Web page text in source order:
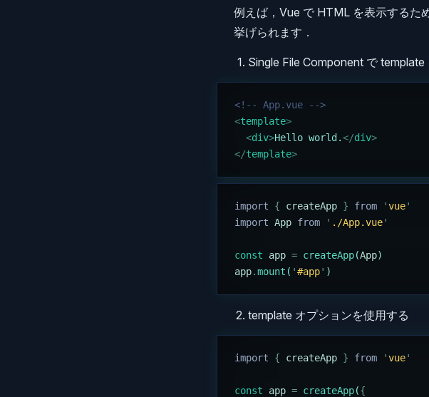
例えば，Vue で HTML を表示するた
挙げられます．
Single File Component で template
<!-- App.vue -->
<template>
  <
div>Hello world.</div>
</template>
import { createApp } from 'vue'
import App from ' ./App.vue'
const app = createApp(App)
app.mount ( '#app' )
template オプションを使用する
import { createApp } from 'vue'
const app = createApp({